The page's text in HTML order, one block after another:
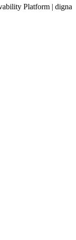
Platform | digna